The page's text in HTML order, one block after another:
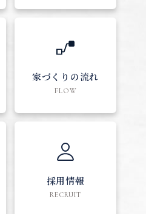
家づくりの流れ
FLOW
採用情報
RECRUIT